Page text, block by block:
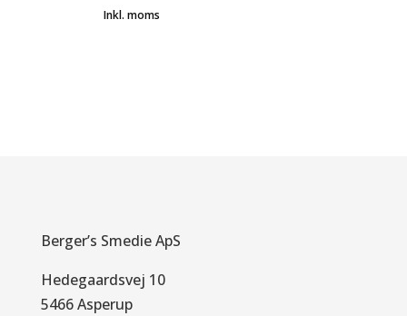
Berger’s Smedie ApS
Hedegaardsvej 10
5466 Asperup